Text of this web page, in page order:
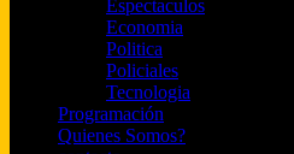
Espectaculos
Economia
Politica
Policiales
Tecnologia
Programación
Quienes Somos?